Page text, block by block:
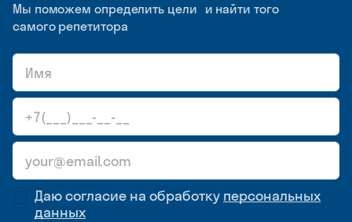
Мы поможем определить цели и найти того
самого репетитора
Даю согласие на обработку персональных
данных